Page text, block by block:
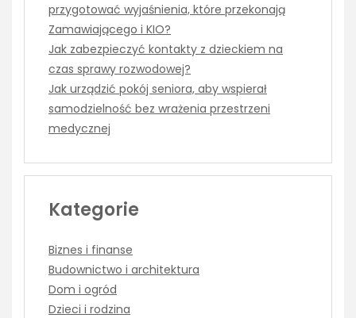
przygotować wyjaśnienia, które przekonają
Zamawiającego i KIO?
Jak zabezpieczyć kontakty z dzieckiem na
czas sprawy rozwodowej?
Jak urządzić pokój seniora, aby wspierał
samodzielność bez wrażenia przestrzeni
medycznej
Kategorie
Biznes i finanse
Budownictwo i architektura
Dom i ogród
Dzieci i rodzina